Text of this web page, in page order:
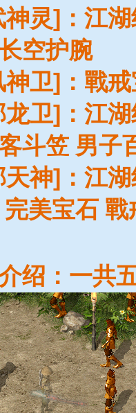
神灵]：江
空护腕
神卫]：戰
卫]：江
斗笠 男子
神]：江
美宝石
绍：一共